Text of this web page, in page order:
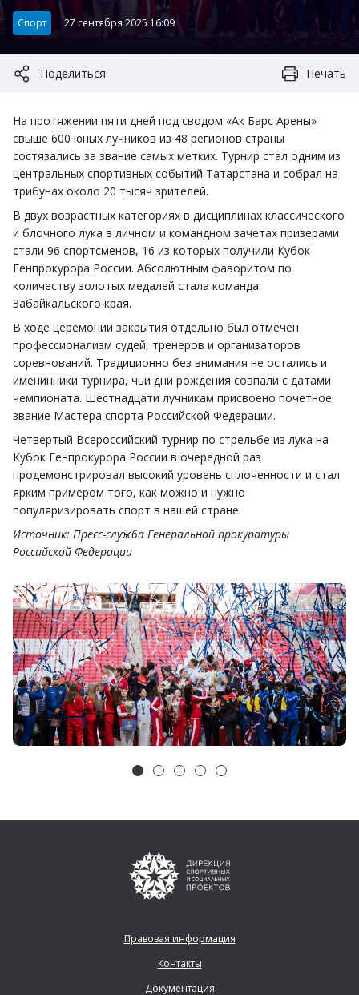
Категория:
Спорт 27 сентября 2025 16:09
Поделиться Печать
На протяжении пяти дней под сводом «Ак Барс Арены»
свыше 600 юных лучников из 48 регионов страны
состязались за звание самых метких. Турнир стал одним из
центральных спортивных событий Татарстана и собрал на
трибунах около 20 тысяч зрителей.
В двух возрастных категориях в дисциплинах классического
и блочного лука в личном и командном зачетах призерами
стали 96 спортсменов, 16 из которых получили Кубок
Генпрокурора России. Абсолютным фаворитом по
количеству золотых медалей стала команда
Забайкальского края.
В ходе церемонии закрытия отдельно был отмечен
профессионализм судей, тренеров и организаторов
соревнований. Традиционно без внимания не остались и
именинники турнира, чьи дни рождения совпали с датами
чемпионата. Шестнадцати лучникам присвоено почетное
звание Мастера спорта Российской Федерации.
Четвертый Всероссийский турнир по стрельбе из лука на
Кубок Генпрокурора России в очередной раз
продемонстрировал высокий уровень сплоченности и стал
ярким примером того, как можно и нужно
популяризировать спорт в нашей стране.
Источник: Пресс-служба Генеральной прокуратуры
Российской Федерации
Правовая информация
Контакты
Документация